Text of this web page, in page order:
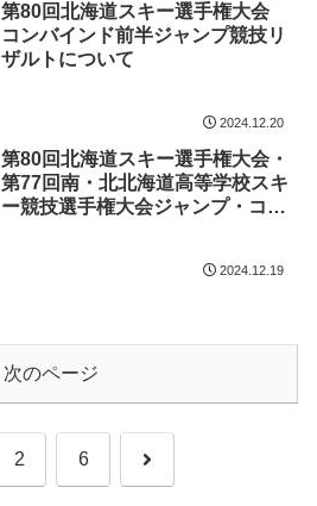
第80回北海道スキー選手権大会
コンバインド前半ジャンプ競技リ
ザルトについて
2024.12.20
第80回北海道スキー選手権大会・
第77回南・北北海道高等学校スキ
ー競技選手権大会ジャンプ・コン
2024.12.19
次のページ
2 6 次